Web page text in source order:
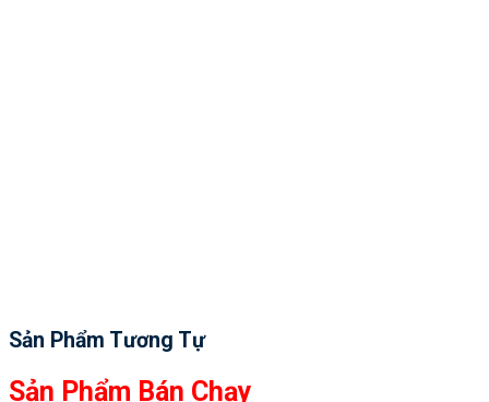
Sản Phẩm Tương Tự
Sản Phẩm Bán Chạy